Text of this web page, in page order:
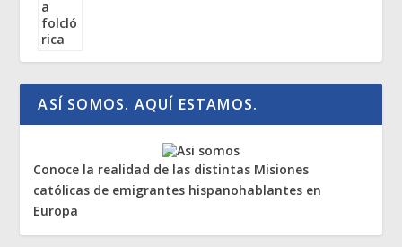
ASÍ SOMOS. AQUÍ ESTAMOS.
Conoce la realidad de las distintas Misiones
católicas de emigrantes hispanohablantes en
Europa